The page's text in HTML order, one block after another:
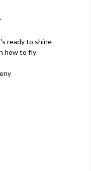
ready to shine
how to fly